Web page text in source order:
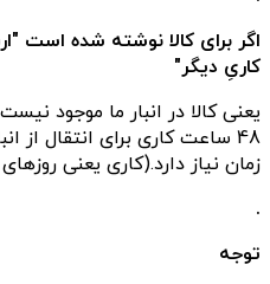
کاریِ دیگر"
یعنی کالا در انبار ما موجود
48 ساعت کاری برای انتقال از
زمان نیاز دارد.(کاری یعنی روزهای
.
توجه